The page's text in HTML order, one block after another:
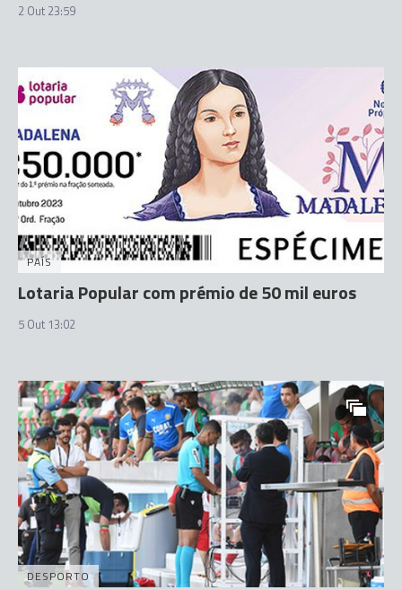
2 Out 23:59
PAÍS
Lotaria Popular com prémio de 50 mil euros
5 Out 13:02
DESPORTO